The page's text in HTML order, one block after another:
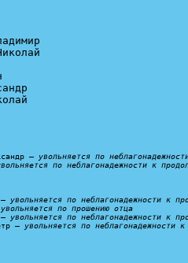
– увольняется по
по неблагонадежности к
увольняется по неблагонадежности к
увольняется по прошению отца
увольняется по неблагонадежности к
– увольняется по неблагонадежности